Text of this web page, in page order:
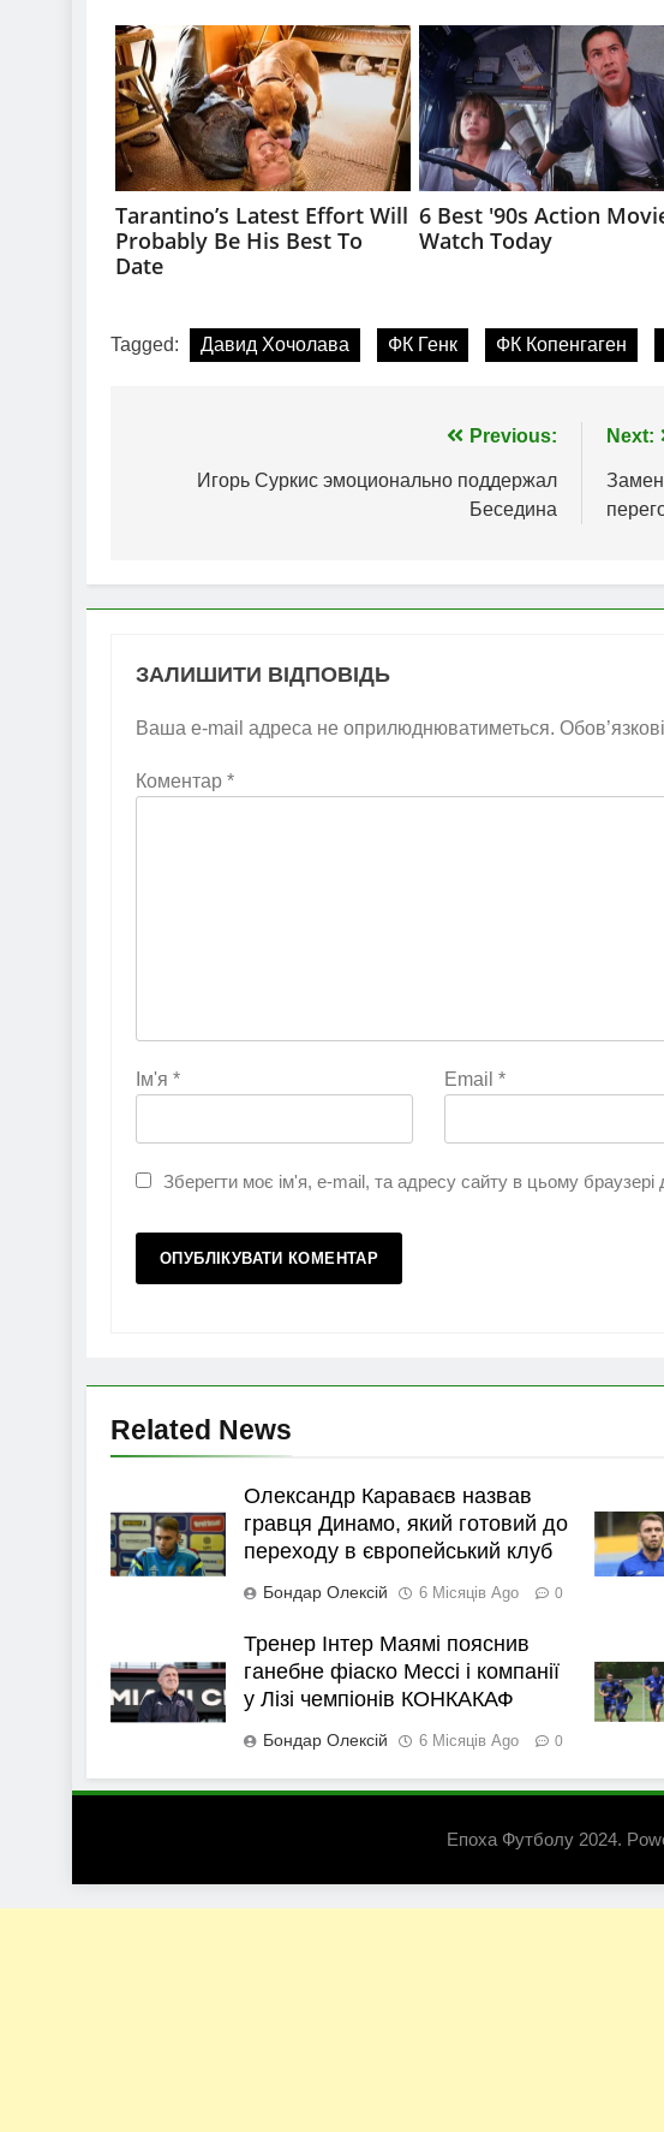
Tagged: Давид Хочолава ФК Генк ФК Копенгаген
записів
Previous:
Игорь Суркис эмоционально поддержал
Беседина
Next:
ЗАЛИШИТИ ВІДПОВІДЬ
Ваша e-mail адреса не оприлюднюватиметься.
Коментар *
Ім'я * Email *
Зберегти моє ім'я, e-mail, та адресу сайту в цьому
Related News
Олександр Караваєв назвав
гравця Динамо, який готовий до
переходу в європейський клуб
Бондар Олексій 6 Місяців Ago 0
Тренер Інтер Маямі пояснив
ганебне фіаско Мессі і компанії
у Лізі чемпіонів КОНКАКАФ
Бондар Олексій 6 Місяців Ago 0
Епоха Футболу 2024.